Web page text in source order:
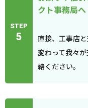
STEP
5
クト事務局へ
直接、工事店
変わって我々
絡ください。